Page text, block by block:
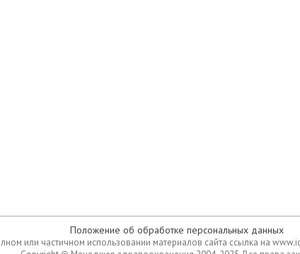
Положение об обработке персональных данных
или частичном использовании материалов сайта ссылка на